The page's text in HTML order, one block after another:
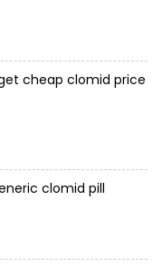
cheap clomid price
clomid pill